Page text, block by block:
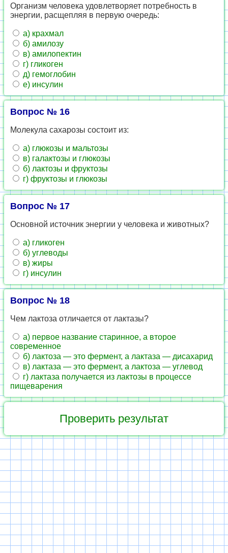
Организм человека удовлетворяет потребность в
энергии, расщепляя в первую очередь:
а) крахмал
б) амилозу
в) амилопектин
г) гликоген
д) гемоглобин
е) инсулин
Вопрос № 16
Молекула сахарозы состоит из:
а) глюкозы и мальтозы
в) галактозы и глюкозы
б) лактозы и фруктозы
г) фруктозы и глюкозы
Вопрос № 17
Основной источник энергии у человека и животных?
а) гликоген
б) углеводы
в) жиры
г) инсулин
Вопрос № 18
Чем лактоза отличается от лактазы?
а) первое название старинное, а второе
современное
б) лактоза — это фермент, а лактаза — дисахарид
в) лактаза — это фермент, а лактоза — углевод
г) лактаза получается из лактозы в процессе
пищеварения